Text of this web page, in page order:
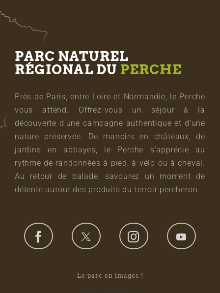
PARC NATUREL
RÉGIONAL DU PERCHE
Près de Paris, entre Loire et Normandie, le Perche
vous attend. Offrez-vous un séjour à la
découverte d’une campagne authentique et d’une
nature préservée. De manoirs en châteaux, de
jardins en abbayes, le Perche s’apprécie au
rythme de randonnées à pied, à vélo ou à cheval.
Au retour de balade, savourez un moment de
détente autour des produits du terroir percheron.
Le parc en images !